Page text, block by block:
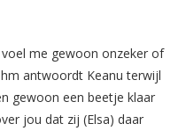
me gewoon onzeker of
antwoordt Keanu terwijl
gewoon een beetje klaar
jou dat zij (Elsa) daar